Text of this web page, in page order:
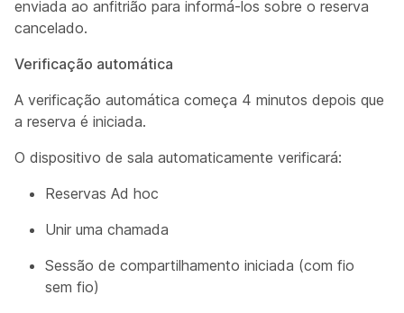
enviada ao anfitrião para informá-los sobre o reserva
cancelado.
Verificação automática
A verificação automática começa 4 minutos depois que
a reserva é iniciada.
O dispositivo de sala automaticamente verificará:
Reservas Ad hoc
Unir uma chamada
Sessão de compartilhamento iniciada (com fio
sem fio)